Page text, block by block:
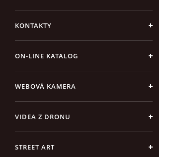
KONTAKTY
ON-LINE KATALOG
WEBOVÁ KAMERA
VIDEA Z DRONU
STREET ART